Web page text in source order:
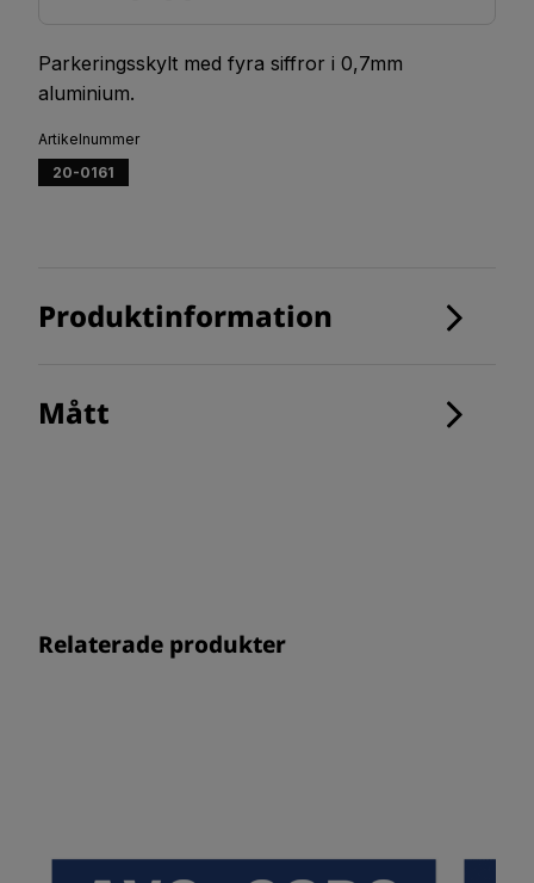
Parkeringsskylt med fyra siffror i 0,7mm
aluminium.
Artikelnummer
20-0161
Produktinformation
Mått
Relaterade produkter